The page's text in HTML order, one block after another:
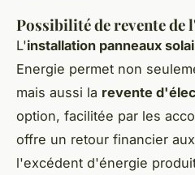
Possibilité de revente
L'installation panneaux
Energie permet non
mais aussi la revente
option, facilitée par les
offre un retour financier
l'excédent d'énergie